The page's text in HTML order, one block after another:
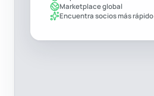
Marketplace global
Encuentra socios más rápido